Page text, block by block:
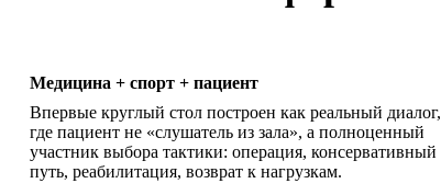
Медицина + спорт + пациент
Впервые круглый стол построен как реальный диалог,
где пациент не «слушатель из зала», а полноценный
участник выбора тактики: операция, консервативный
путь, реабилитация, возврат к нагрузкам.